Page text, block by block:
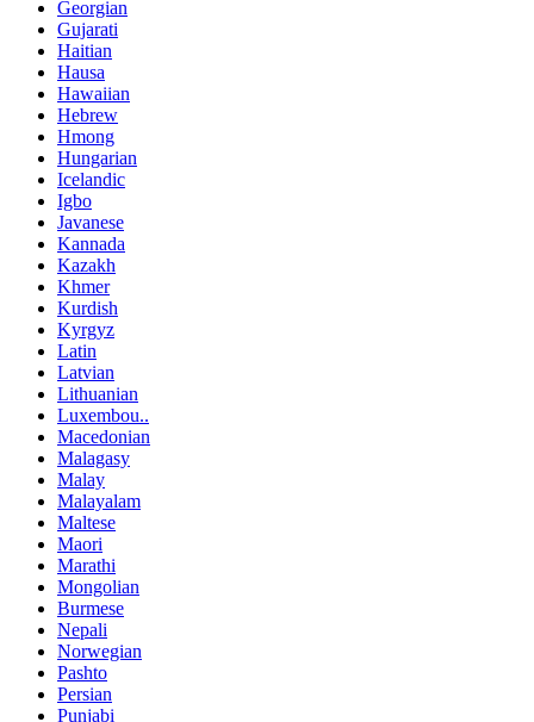
Georgian
Gujarati
Haitian
Hausa
Hawaiian
Hebrew
Hmong
Hungarian
Icelandic
Igbo
Javanese
Kannada
Kazakh
Khmer
Kurdish
Kyrgyz
Latin
Latvian
Lithuanian
Luxembou..
Macedonian
Malagasy
Malay
Malayalam
Maltese
Maori
Marathi
Mongolian
Burmese
Nepali
Norwegian
Pashto
Persian
Punjabi